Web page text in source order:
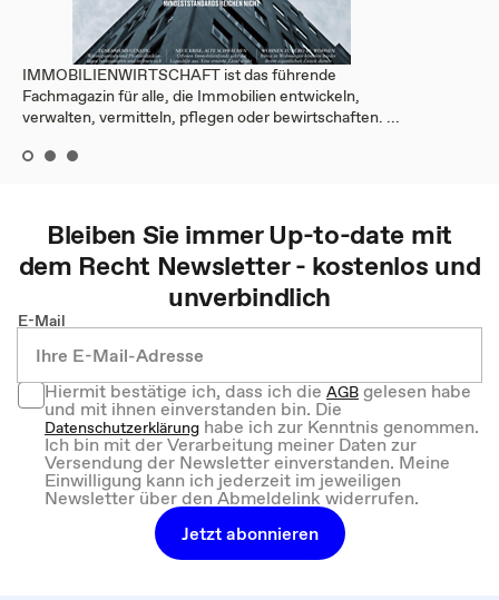
IMMOBILIENWIRTSCHAFT ist das führende
Fachmagazin für alle, die Immobilien entwickeln,
verwalten, vermitteln, pflegen oder bewirtschaften. ...
Bleiben Sie immer Up-to-date mit
dem Recht Newsletter - kostenlos und
unverbindlich
E-Mail
Hiermit bestätige ich, dass ich dieAGBgelesen habe
und mit ihnen einverstanden bin. Die
Datenschutzerklärung habe ich zur Kenntnis genommen.
Ich bin mit der Verarbeitung meiner Daten zur
Versendung der Newsletter einverstanden. Meine
Einwilligung kann ich jederzeit im jeweiligen
Newsletter über den Abmeldelink widerrufen.
Jetzt abonnieren